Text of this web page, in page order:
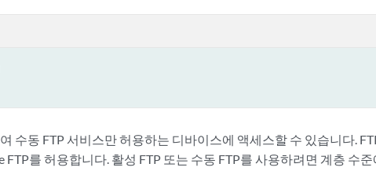
수동 FTP 서비스만 허용하는 디바이스에 액세스할 수 있습니다.
FTP를 허용합니다. 활성 FTP 또는 수동 FTP를 사용하려면 계층 수준